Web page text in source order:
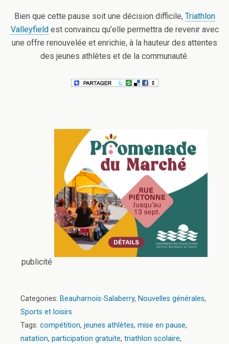
Bien que cette pause soit une décision difficile, Triathlon
Valleyfieldest convaincu qu’elle permettra de revenir avec
une offre renouvelée et enrichie, à la hauteur des attentes
des jeunes athlètes et de la communauté.
publicité
Categories: Beauharnois-Salaberry, Nouvelles générales,
Sports et loisirs
Tags: compétition, jeunes athlètes, mise en pause,
natation, participation gratuite, triathlon scolaire,